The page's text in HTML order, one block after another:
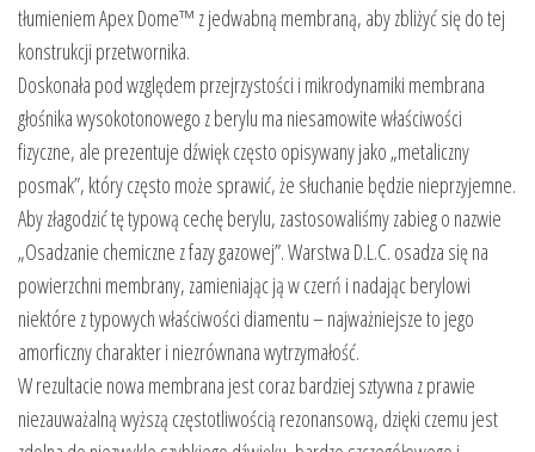
tłumieniem Apex Dome™ z jedwabną membraną, aby zbliżyć się do tej
konstrukcji przetwornika.
Doskonała pod względem przejrzystości i mikrodynamiki membrana
głośnika wysokotonowego z berylu ma niesamowite właściwości
fizyczne, ale prezentuje dźwięk często opisywany jako „metaliczny
posmak”, który często może sprawić, że słuchanie będzie nieprzyjemne.
Aby złagodzić tę typową cechę berylu, zastosowaliśmy zabieg o nazwie
„Osadzanie chemiczne z fazy gazowej”. Warstwa D.L.C. osadza się na
powierzchni membrany, zamieniając ją w czerń i nadając berylowi
niektóre z typowych właściwości diamentu – najważniejsze to jego
amorficzny charakter i niezrównana wytrzymałość.
W rezultacie nowa membrana jest coraz bardziej sztywna z prawie
niezauważalną wyższą częstotliwością rezonansową, dzięki czemu jest